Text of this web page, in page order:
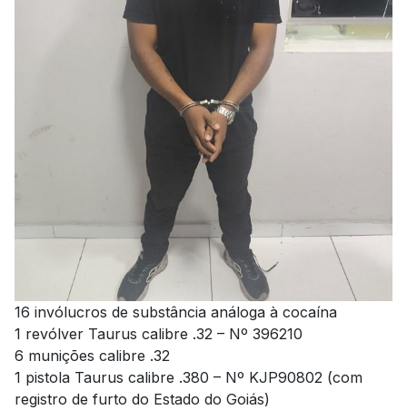
16 invólucros de substância análoga à cocaína
1 revólver Taurus calibre .32 – Nº 396210
6 munições calibre .32
1 pistola Taurus calibre .380 – Nº KJP90802 (com
registro de furto do Estado do Goiás)